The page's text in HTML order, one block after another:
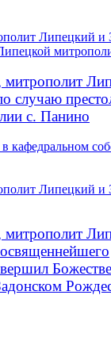
Липецкий и
Липецкой
случаю
с. Панино
кафедральном
Липецкий и